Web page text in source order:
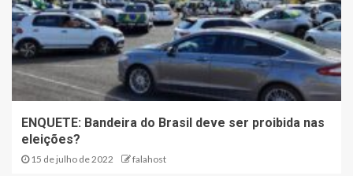
ENQUETE: Bandeira do Brasil deve ser proibida nas
eleições?
15 de julho de 2022 falahost